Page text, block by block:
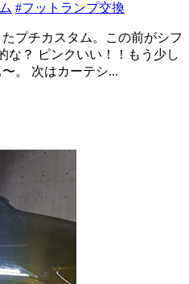
#フットランプ交換
プチカスタム。この前がシフ
な？ ピンクいい！！もう少し
。 次はカーテシ...